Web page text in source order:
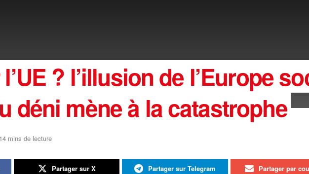
? l’illusion de l’Europe
déni mène à la catastrophe
mins de lecture
Partager sur X Partager sur Telegram Partager par